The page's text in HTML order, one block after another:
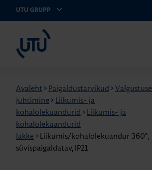
UTU GRUPP
Avaleht > Paigaldustarvikud >Valgustuse
juhtimine > Liikumis- ja
kohalolekuandurid > Liikumis- ja
kohalolekuandurid
lakke > Liikumis/kohalolekuandur 360°,
süvispaigaldatav, IP21